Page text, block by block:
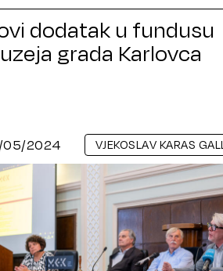
dodatak u fundusu
grada Karlovca
05/2024 VJEKOSLAV KARAS